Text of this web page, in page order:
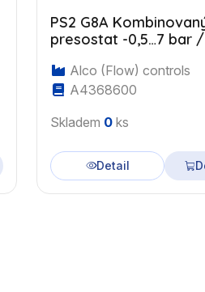
PS2 G8A
presostat -0,5…7 bar /
UNFAlco (Flow) controls
A4368600
Skladem 0 ks
Detail